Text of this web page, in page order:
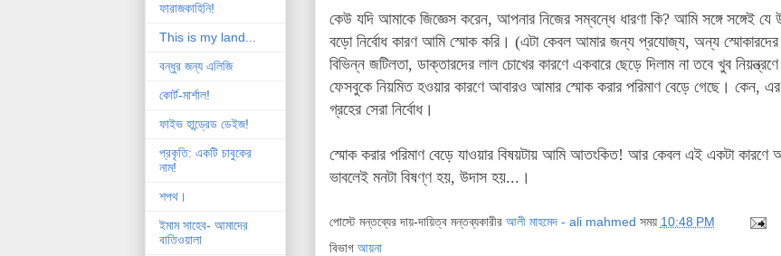
কেউ যদি আমাকে জিজ্ঞেস করেন, আপনার নিজের সম্বন্ধে ধারণা কি? আমি সঙ্গে সঙ্গেই
বড়ো নির্বোধ কারণ আমি স্মোক করি। (এটা কেবল আমার জন্য প্রযোজ্য, অন্য
বিভিন্ন জটিলতা, ডাক্তারদের লাল চোখের কারণে একবারে ছেড়ে দিলাম না তবে খুব
ফেসবুকে নিয়মিত হওয়ার কারণে আবারও আমার স্মোক করার পরিমাণ বেড়ে গেছে।
গ্রহের সেরা নির্বোধ।
স্মোক করার পরিমাণ বেড়ে যাওয়ার বিষয়টায় আমি আতংকিত! আর কেবল এই একটা
ভাবলেই মনটা বিষণ্ণ হয়, উদাস হয়...।
পোস্টে মন্তব্যের দায়-দায়িত্ব মন্তব্যকারীর আলী মাহমেদ - ali mahmed সময় 10:48 PM
বিভাগ আয়না
ফারাজকাহিনি!
This is my land...
বন্ধুর জন্য এলিজি
কোর্ট-মার্শাল!
ফাইভ হান্ড্রেড ডেইজ!
প্রকৃতি: একটি চাবুকের
নাম!
শপথ।
ইমাম সাহেব- আমাদের
বাতিওয়ালা